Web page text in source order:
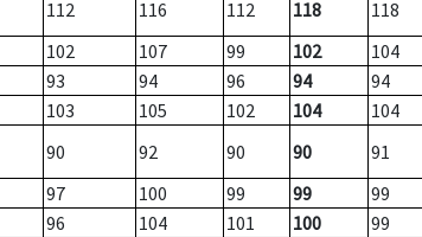
112 116 112 118
118
102 107 99 102
104
93 94 96 94
94
103 105 102 104
104
90 92 90 90
91
97 100 99 99
99
96 104 101 100
99